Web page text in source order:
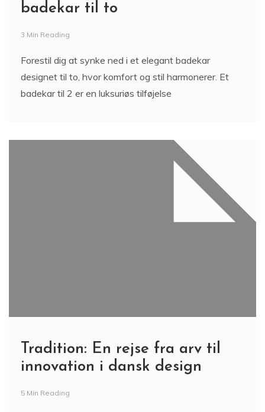
badekar til to
3 Min Reading
Forestil dig at synke ned i et elegant badekar
designet til to, hvor komfort og stil harmonerer. Et
badekar til 2 er en luksuriøs tilføjelse
Tradition: En rejse fra arv til
innovation i dansk design
5 Min Reading